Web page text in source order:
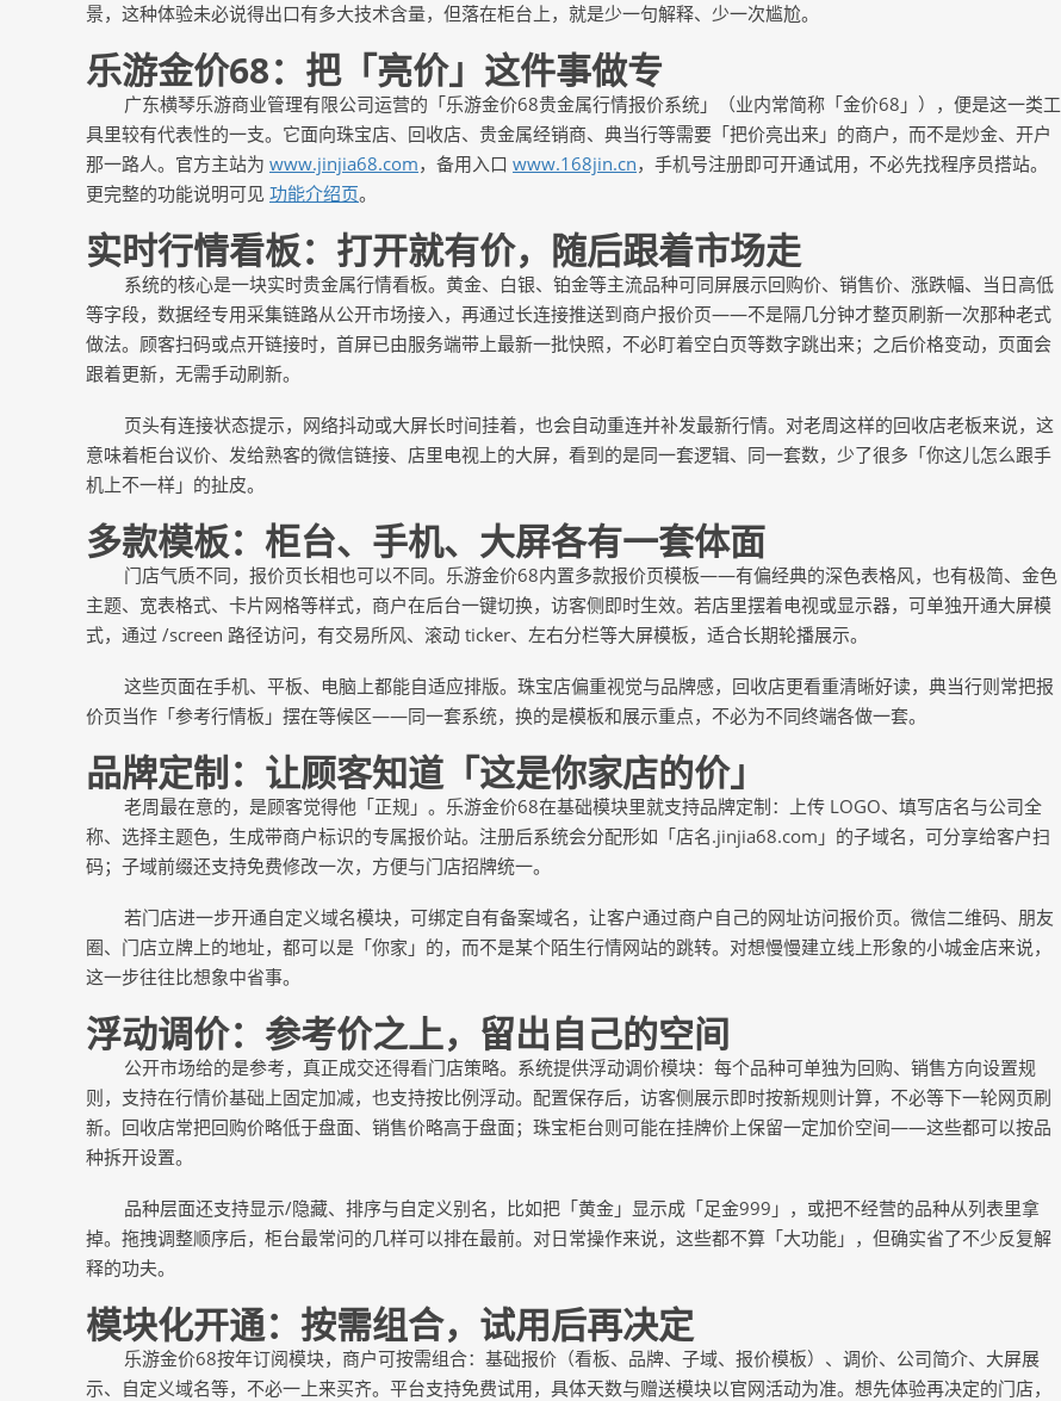
景，这种体验未必说得出口有多大技术含量，但落在柜台上，就是少一句解释、少一次尴尬。
乐游金价68：把「亮价」这件事做专
广东横琴乐游商业管理有限公司运营的「乐游金价68贵金属行情报价系统」（业内常简称「金价68」），便是这一类工
具里较有代表性的一支。它面向珠宝店、回收店、贵金属经销商、典当行等需要「把价亮出来」的商户，而不是炒金、开户
那一路人。官方主站为 www.jinjia68.com，备用入口 www.168jin.cn，手机号注册即可开通试用，不必先找程序员搭站。
更完整的功能说明可见 功能介绍页。
实时行情看板：打开就有价，随后跟着市场走
系统的核心是一块实时贵金属行情看板。黄金、白银、铂金等主流品种可同屏展示回购价、销售价、涨跌幅、当日高低
等字段，数据经专用采集链路从公开市场接入，再通过长连接推送到商户报价页——不是隔几分钟才整页刷新一次那种老式
做法。顾客扫码或点开链接时，首屏已由服务端带上最新一批快照，不必盯着空白页等数字跳出来；之后价格变动，页面会
跟着更新，无需手动刷新。
页头有连接状态提示，网络抖动或大屏长时间挂着，也会自动重连并补发最新行情。对老周这样的回收店老板来说，这
意味着柜台议价、发给熟客的微信链接、店里电视上的大屏，看到的是同一套逻辑、同一套数，少了很多「你这儿怎么跟手
机上不一样」的扯皮。
多款模板：柜台、手机、大屏各有一套体面
门店气质不同，报价页长相也可以不同。乐游金价68内置多款报价页模板——有偏经典的深色表格风，也有极简、金色
主题、宽表格式、卡片网格等样式，商户在后台一键切换，访客侧即时生效。若店里摆着电视或显示器，可单独开通大屏模
式，通过 /screen 路径访问，有交易所风、滚动 ticker、左右分栏等大屏模板，适合长期轮播展示。
这些页面在手机、平板、电脑上都能自适应排版。珠宝店偏重视觉与品牌感，回收店更看重清晰好读，典当行则常把报
价页当作「参考行情板」摆在等候区——同一套系统，换的是模板和展示重点，不必为不同终端各做一套。
品牌定制：让顾客知道「这是你家店的价」
老周最在意的，是顾客觉得他「正规」。乐游金价68在基础模块里就支持品牌定制：上传 LOGO、填写店名与公司全
称、选择主题色，生成带商户标识的专属报价站。注册后系统会分配形如「店名.jinjia68.com」的子域名，可分享给客户扫
码；子域前缀还支持免费修改一次，方便与门店招牌统一。
若门店进一步开通自定义域名模块，可绑定自有备案域名，让客户通过商户自己的网址访问报价页。微信二维码、朋友
圈、门店立牌上的地址，都可以是「你家」的，而不是某个陌生行情网站的跳转。对想慢慢建立线上形象的小城金店来说，
这一步往往比想象中省事。
浮动调价：参考价之上，留出自己的空间
公开市场给的是参考，真正成交还得看门店策略。系统提供浮动调价模块：每个品种可单独为回购、销售方向设置规
则，支持在行情价基础上固定加减，也支持按比例浮动。配置保存后，访客侧展示即时按新规则计算，不必等下一轮网页刷
新。回收店常把回购价略低于盘面、销售价略高于盘面；珠宝柜台则可能在挂牌价上保留一定加价空间——这些都可以按品
种拆开设置。
品种层面还支持显示/隐藏、排序与自定义别名，比如把「黄金」显示成「足金999」，或把不经营的品种从列表里拿
掉。拖拽调整顺序后，柜台最常问的几样可以排在最前。对日常操作来说，这些都不算「大功能」，但确实省了不少反复解
释的功夫。
模块化开通：按需组合，试用后再决定
乐游金价68按年订阅模块，商户可按需组合：基础报价（看板、品牌、子域、报价模板）、调价、公司简介、大屏展
示、自定义域名等，不必一上来买齐。平台支持免费试用，具体天数与赠送模块以官网活动为准。想先体验再决定的门店，